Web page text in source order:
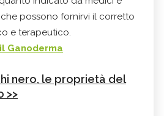
possono fornirvi il corretto
e terapeutico.
Ganoderma
nero, le proprietà del
>>